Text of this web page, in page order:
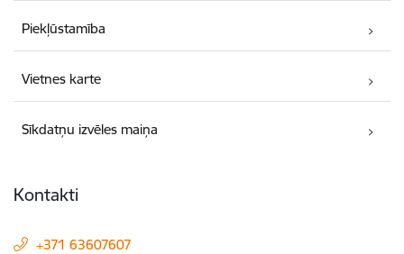
Piekļūstamība
Vietnes karte
Sīkdatņu izvēles maiņa
Kontakti
+371 63607607